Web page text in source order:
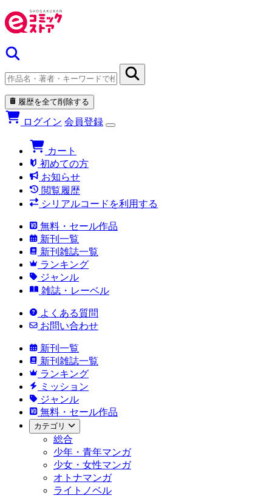
履歴を全て削除する
ログイン 会員登録
カート
初めての方
お知らせ
閲覧履歴
シリアルコードを利用する
無料・セール作品
新刊一覧
新刊雑誌一覧
ランキング
ジャンル
雑誌・レーベル
よくある質問
お問い合わせ
新刊一覧
新刊雑誌一覧
ランキング
ミッション
ジャンル
無料・セール作品
カテゴリ
総合
少年・青年マンガ
少女・女性マンガ
オトナマンガ
ライトノベル